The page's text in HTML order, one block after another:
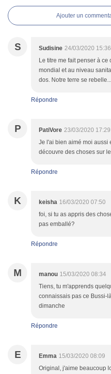
Ajouter un
S Sudisine 24/03/2020 15:36
Le titre me fait penser à
mondial et au niveau
dos. Notre terre se
Répondre
P PatiVore 23/03/2020 17:29
Je l'ai bien aimé moi aussi
découvre des choses sur
Répondre
K keisha 16/03/2020 07:50
foi, si tu as appris des
pas emballé?
Répondre
M manou 15/03/2020 08:34
Tiens, tu m'apprends
connaissais pas ce Bussi-
dimanche
Répondre
E Emma 15/03/2020 08:09
Original, j'aime beaucoup